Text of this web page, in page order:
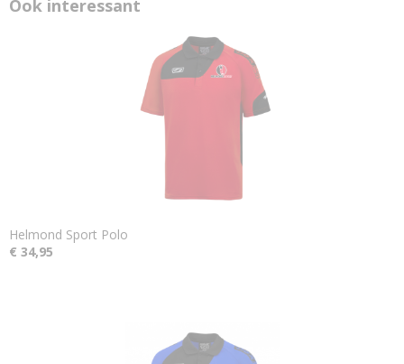
Ook interessant
Helmond Sport Polo
€ 34,95